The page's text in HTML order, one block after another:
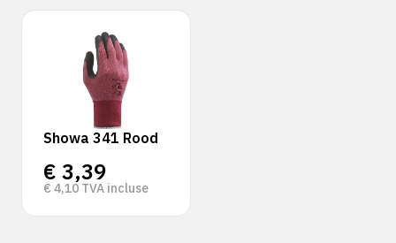
Showa 341 Rood
€ 3,39
€ 4,10 TVA incluse